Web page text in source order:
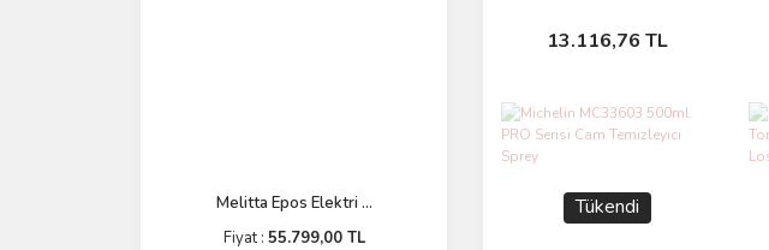
Melitta Epos Elektri ...
Fiyat : 55.799,00 TL
Supply
13.116,76 TL
Stokta Yok
Tükendi